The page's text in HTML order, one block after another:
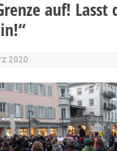
auf! Lasst
2020